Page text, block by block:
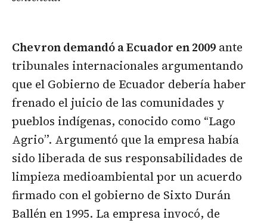
Chevron demandó a Ecuador en 2009 ante
tribunales internacionales argumentando
que el Gobierno de Ecuador debería haber
frenado el juicio de las comunidades y
pueblos indígenas, conocido como “Lago
Agrio”. Argumentó que la empresa había
sido liberada de sus responsabilidades de
limpieza medioambiental por un acuerdo
firmado con el gobierno de Sixto Durán
Ballén en 1995. La empresa invocó, de